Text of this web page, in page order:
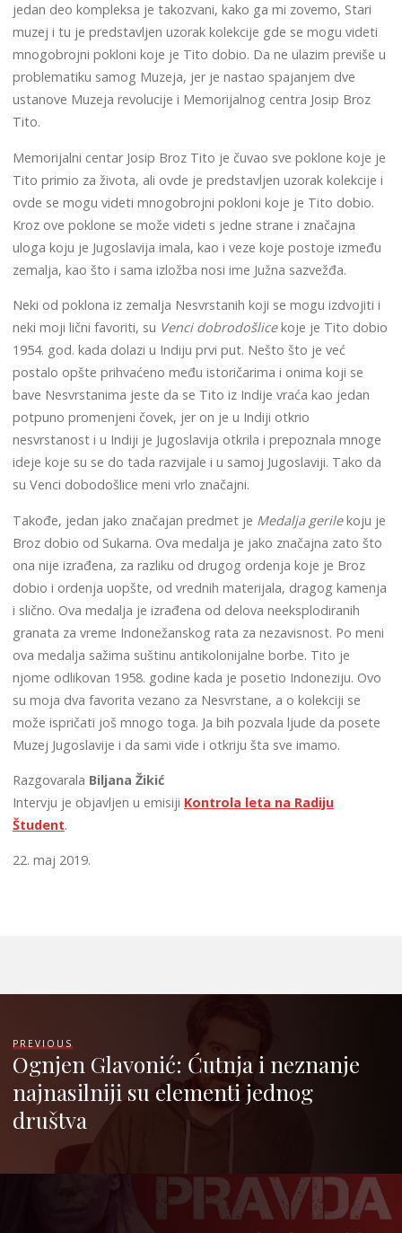
jedan deo kompleksa je takozvani, kako ga mi zovemo, Stari
muzej i tu je predstavljen uzorak kolekcije gde se mogu videti
mnogobrojni pokloni koje je Tito dobio. Da ne ulazim previše u
problematiku samog Muzeja, jer je nastao spajanjem dve
ustanove Muzeja revolucije i Memorijalnog centra Josip Broz
Tito.
Memorijalni centar Josip Broz Tito je čuvao sve poklone koje je
Tito primio za života, ali ovde je predstavljen uzorak kolekcije i
ovde se mogu videti mnogobrojni pokloni koje je Tito dobio.
Kroz ove poklone se može videti s jedne strane i značajna
uloga koju je Jugoslavija imala, kao i veze koje postoje između
zemalja, kao što i sama izložba nosi ime Južna sazvežđa.
Neki od poklona iz zemalja Nesvrstanih koji se mogu izdvojiti i
neki moji lični favoriti, su Venci dobrodošlicekoje je Tito dobio
1954. god. kada dolazi u Indiju prvi put. Nešto što je već
postalo opšte prihvaćeno među istoričarima i onima koji se
bave Nesvrstanima jeste da se Tito iz Indije vraća kao jedan
potpuno promenjeni čovek, jer on je u Indiji otkrio
nesvrstanost i u Indiji je Jugoslavija otkrila i prepoznala mnoge
ideje koje su se do tada razvijale i u samoj Jugoslaviji. Tako da
su Venci dobodošlice meni vrlo značajni.
Takođe, jedan jako značajan predmet je Medalja gerilekoju je
Broz dobio od Sukarna. Ova medalja je jako značajna zato što
ona nije izrađena, za razliku od drugog ordenja koje je Broz
dobio i ordenja uopšte, od vrednih materijala, dragog kamenja
i slično. Ova medalja je izrađena od delova neeksplodiranih
granata za vreme Indonežanskog rata za nezavisnost. Po meni
ova medalja sažima suštinu antikolonijalne borbe. Tito je
njome odlikovan 1958. godine kada je posetio Indoneziju. Ovo
su moja dva favorita vezano za Nesvrstane, a o kolekciji se
može ispričati još mnogo toga. Ja bih pozvala ljude da posete
Muzej Jugoslavije i da sami vide i otkriju šta sve imamo.
Razgovarala Biljana Žikić
Intervju je objavljen u emisiji Kontrola leta na Radiju
Študent.
22. maj 2019.
PREVIOUS
Ognjen Glavonić: Ćutnja i neznanje
najnasilniji su elementi jednog
društva